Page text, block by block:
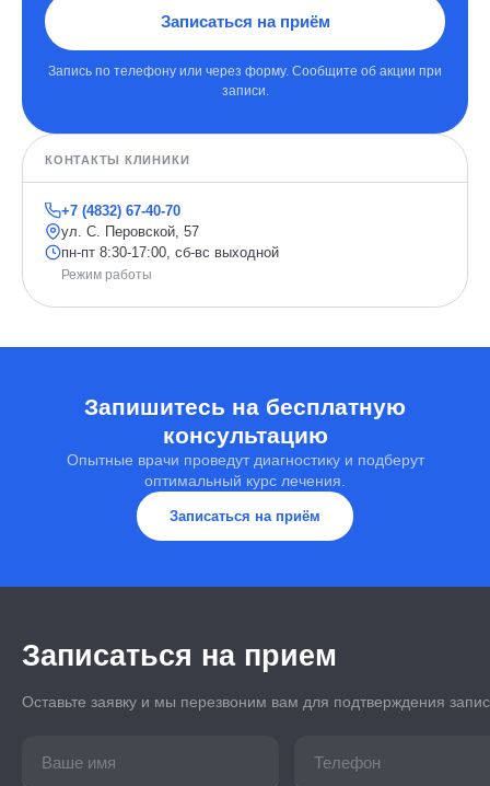
Записаться на приём
Запись по телефону или через форму. Сообщите об акции при
записи.
КОНТАКТЫ КЛИНИКИ
+7 (4832) 67-40-70
ул. С. Перовской, 57
пн-пт 8:30-17:00, сб-вс выходной
Режим работы
Запишитесь на бесплатную
консультацию
Опытные врачи проведут диагностику и подберут
оптимальный курс лечения.
Записаться на приём
Записаться на прием
Оставьте заявку и мы перезвоним вам для подтверждения